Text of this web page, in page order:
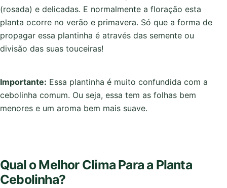
(rosada) e delicadas. E normalmente a floração esta
planta ocorre no verão e primavera. Só que a forma de
propagar essa plantinha é através das semente ou
divisão das suas touceiras!
Importante: Essa plantinha é muito confundida com a
cebolinha comum. Ou seja, essa tem as folhas bem
menores e um aroma bem mais suave.
Qual o Melhor Clima Para a Planta
Cebolinha?